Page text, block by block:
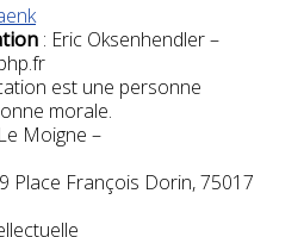
: Eric Oksenhendler –
est une personne
morale.
Moigne –
Place François Dorin, 75017